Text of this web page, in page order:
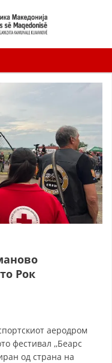
– ОПШТИНСКА
Рок
аеродром
фестивал ,,Беарс
од страна на